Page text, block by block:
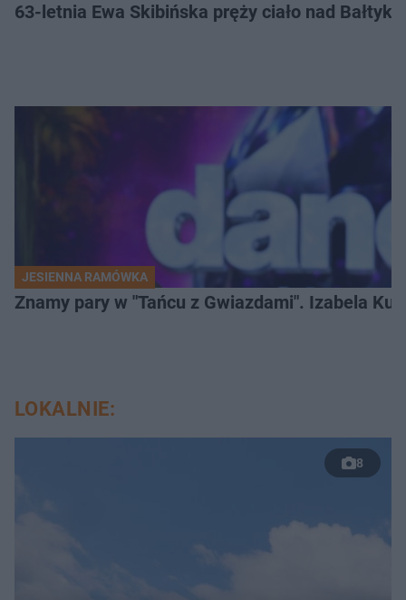
63-letnia Ewa Skibińska pręży ciało nad
JESIENNA RAMÓWKA
Znamy pary w "Tańcu z Gwiazdami". Izabela
LOKALNIE:
8